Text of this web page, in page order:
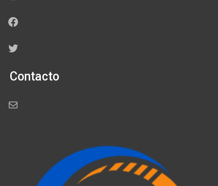
Facebook
Twitter
Contacto
Correo electrónico